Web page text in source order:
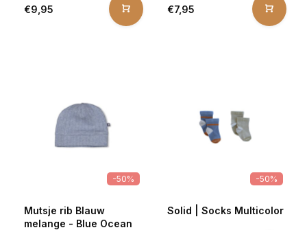
€9,95 €7,95
-50%
Mutsje rib Blauw
melange - Blue Ocean
-50%
Solid | Socks Multicolor